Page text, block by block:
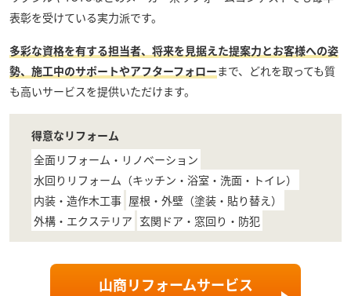
表彰を受けている実力派です。
多彩な資格を有する担当者、将来を見据えた提案力とお客様への姿
勢、施工中のサポートやアフターフォローまで、どれを取っても質
も高いサービスを提供いただけます。
得意なリフォーム
全面リフォーム・リノベーション
水回りリフォーム（キッチン・浴室・洗面・トイレ）
内装・造作木工事 屋根・外壁（塗装・貼り替え）
外構・エクステリア 玄関ドア・窓回り・防犯
山商リフォームサービス